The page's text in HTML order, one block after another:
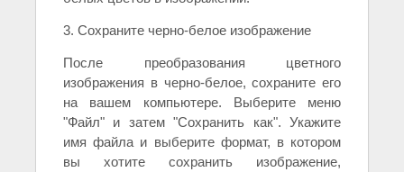
3. Сохраните черно-белое изображение
После преобразования цветного
изображения в черно-белое, сохраните его
на вашем компьютере. Выберите меню
"Файл" и затем "Сохранить как". Укажите
имя файла и выберите формат, в котором
вы хотите сохранить изображение,